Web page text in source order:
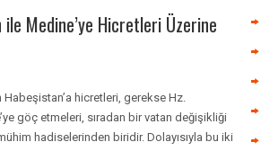
Medine’ye Hicretleri Üzerine
hicretleri, gerekse Hz.
göç etmeleri, sıradan bir vatan değişikliği
hadiselerinden biridir. Dolayısıyla bu iki